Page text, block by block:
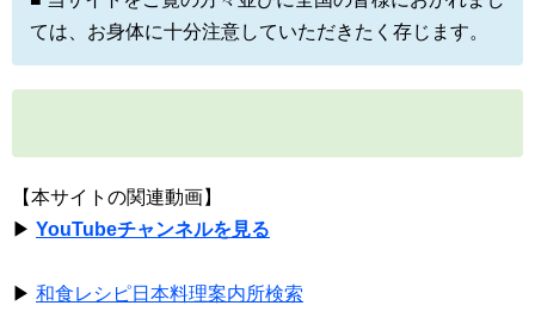
ては、お身体に十分注意していただきたく存じます。
【本サイトの関連動画】
▶ YouTubeチャンネルを見る
▶ 和食レシピ日本料理案内所検索